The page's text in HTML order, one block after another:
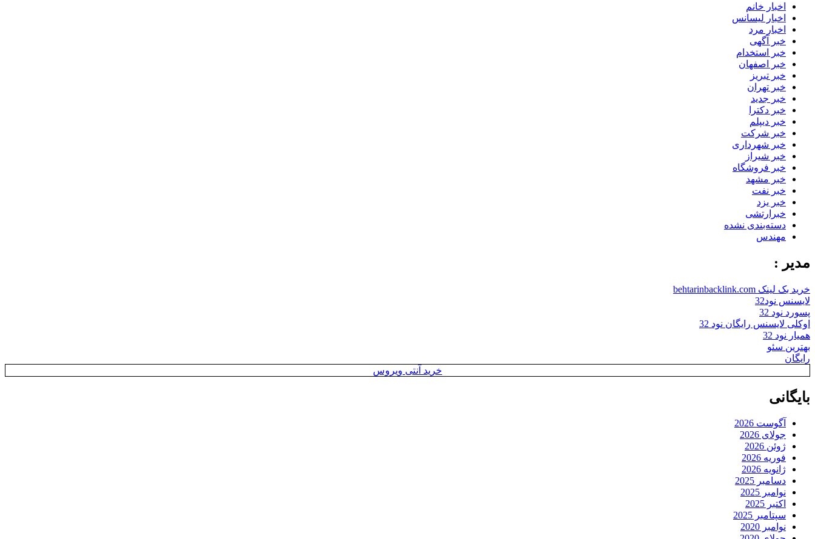
اخبار خانم
اخبار لیسانس
اخبار مرد
خبر آگهی
خبر استخدام
خبر اصفهان
خبر تبریز
خبر تهران
خبر جدید
خبر دکترا
خبر دیپلم
خبر شرکت
خبر شهرداری
خبر شیراز
خبر فروشگاه
خبر مشهد
خبر نفت
خبر یزد
خبرارتشی
دسته‌بندی نشده
مهندس
مدیر :
خرید بک لینک behtarinbacklink.com
لایسنس نود32
پسورد نود 32
اوکلی لایسنس رایگان نود 32
همیار نود 32
بهترین سئو
رایگان
خرید آنتی ویروس
بایگانی
آگوست 2026
جولای 2026
ژوئن 2026
فوریه 2026
ژانویه 2026
دسامبر 2025
نوامبر 2025
اکتبر 2025
سپتامبر 2025
نوامبر 2020